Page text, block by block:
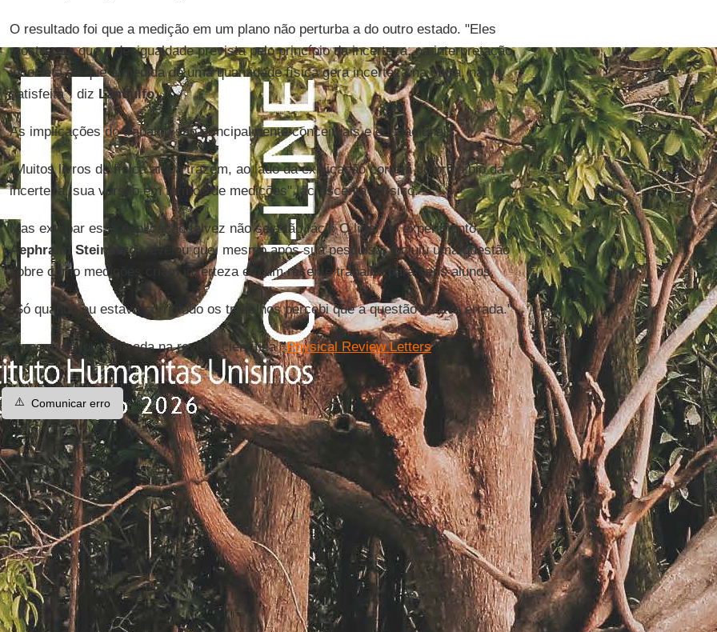
O resultado foi que a medição em um plano não perturba a do outro estado. "Eles
mostraram que a desigualdade prevista pelo princípio da incerteza, na interpretação
incorreta de que a medida de uma quantidade física gera incerteza na outra, não é
satisfeita", diz Landulfo.
As implicações do trabalho são principalmente conceituais e educacionais.
"Muitos livros de física ainda trazem, ao lado da explicação correta do princípio da
incerteza, sua versão em termos de medições", acrescenta o físico.
Mas extirpar essa explicação talvez não seja tão fácil. O líder do experimento,
Aephraim Steinberg, revelou que, mesmo após sua pesquisa, incluiu uma questão
sobre como medições criam incerteza em um recente trabalho para seus alunos.
"Só quando eu estava corrigindo os trabalhos percebi que a questão estava errada."
A pesquisa foi publicada na revista científica"Physical Review Letters".
⚠️ Comunicar erro